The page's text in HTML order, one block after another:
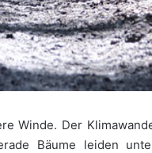
Winde. Der
Bäume leiden